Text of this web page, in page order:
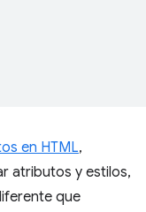
en HTML,
atributos y estilos,
que